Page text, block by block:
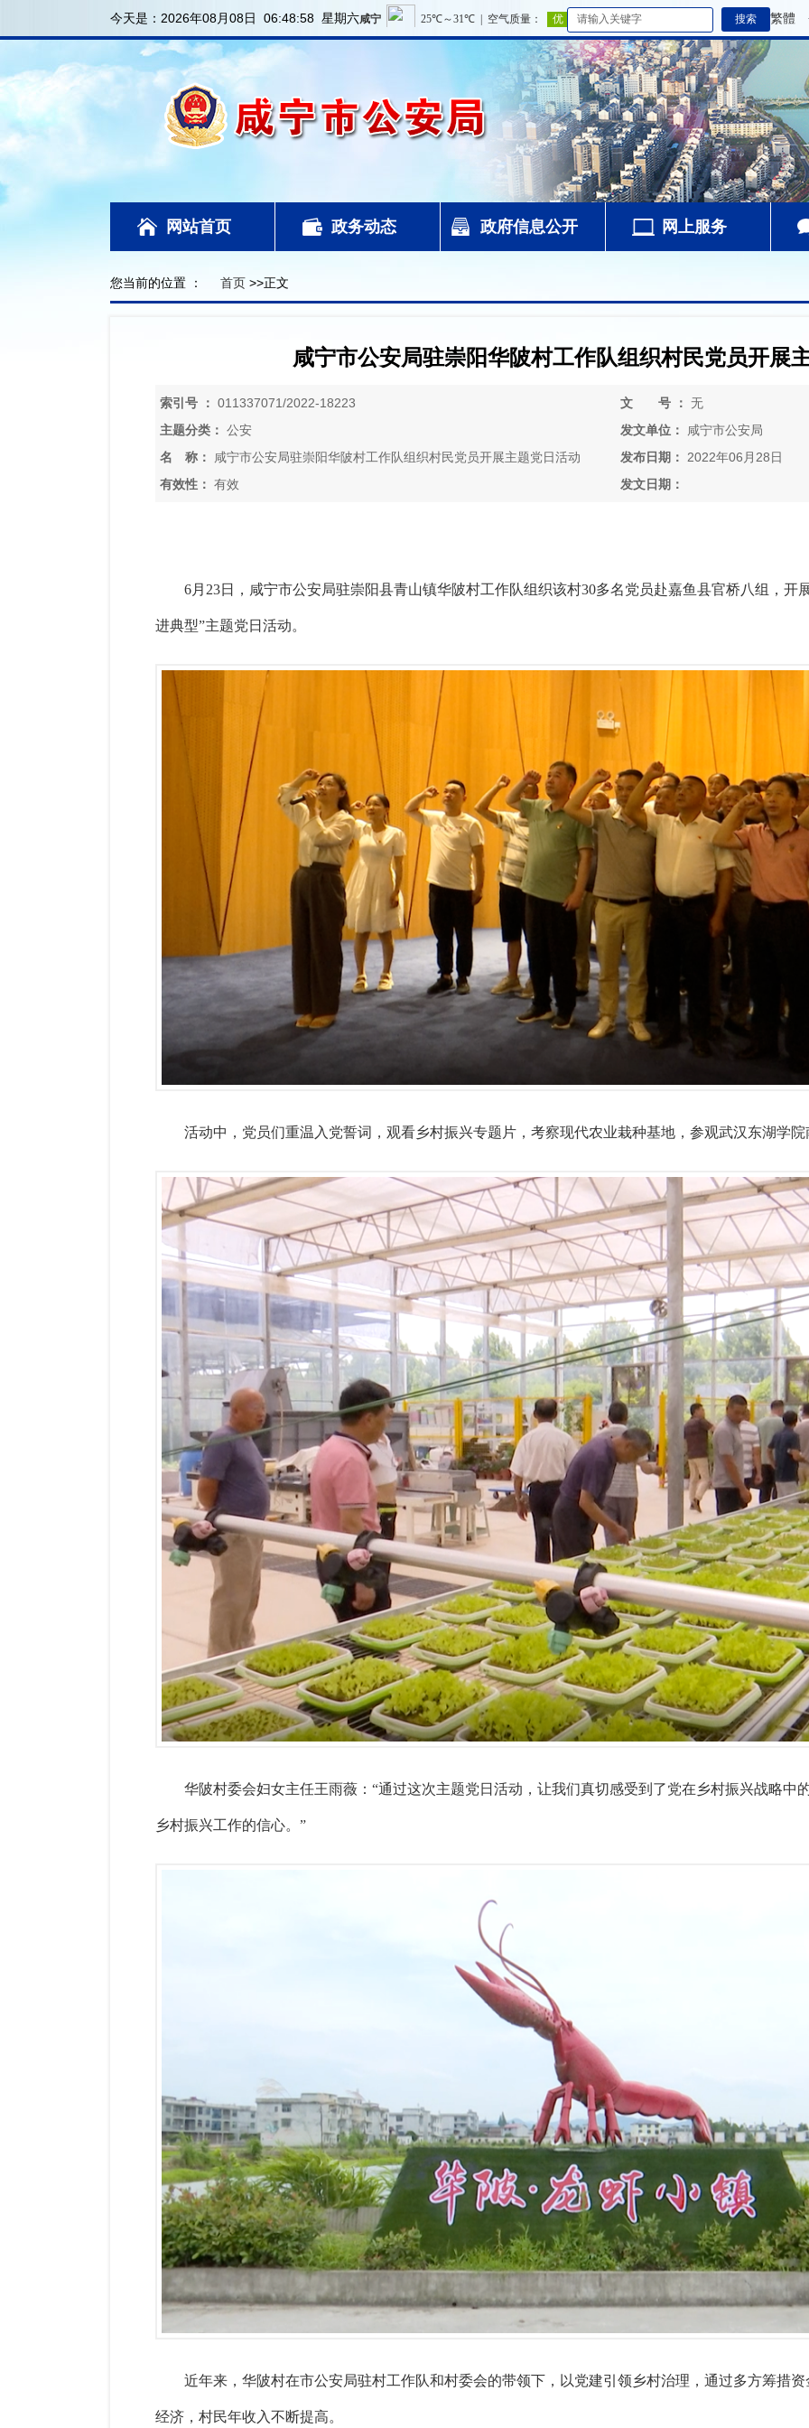
今天是： 2026年08月08日 06:49:00 星期六 繁體
网站首页 政务动态 政府信息公开 网上服务
您当前的位置 ： 首页 >>正文
咸宁市公安局驻崇阳华陂村工作队组织村民党员开展
索引号 ： 011337071/2022-18223 文 号 ： 无
主题分类： 公安 发文单位：
咸宁市公安局
名 称：
咸宁市公安局驻崇阳华陂村工作队组织村民党员开展主题党日活动 发布日期：
2022年06月28日
有效性： 有效 发文日期：
6月23日，咸宁市公安局驻崇阳县青山镇华陂村工作队组织该村30多名党员赴嘉鱼县官桥八组，
进典型”主题党日活动。
活动中，党员们重温入党誓词，观看乡村振兴专题片，考察现代农业栽种基地，参观武汉东湖学院
华陂村委会妇女主任王雨薇：“通过这次主题党日活动，让我们真切感受到了党在乡村振兴战略中
乡村振兴工作的信心。”
近年来，华陂村在市公安局驻村工作队和村委会的带领下，以党建引领乡村治理，通过多方筹措
经济，村民年收入不断提高。